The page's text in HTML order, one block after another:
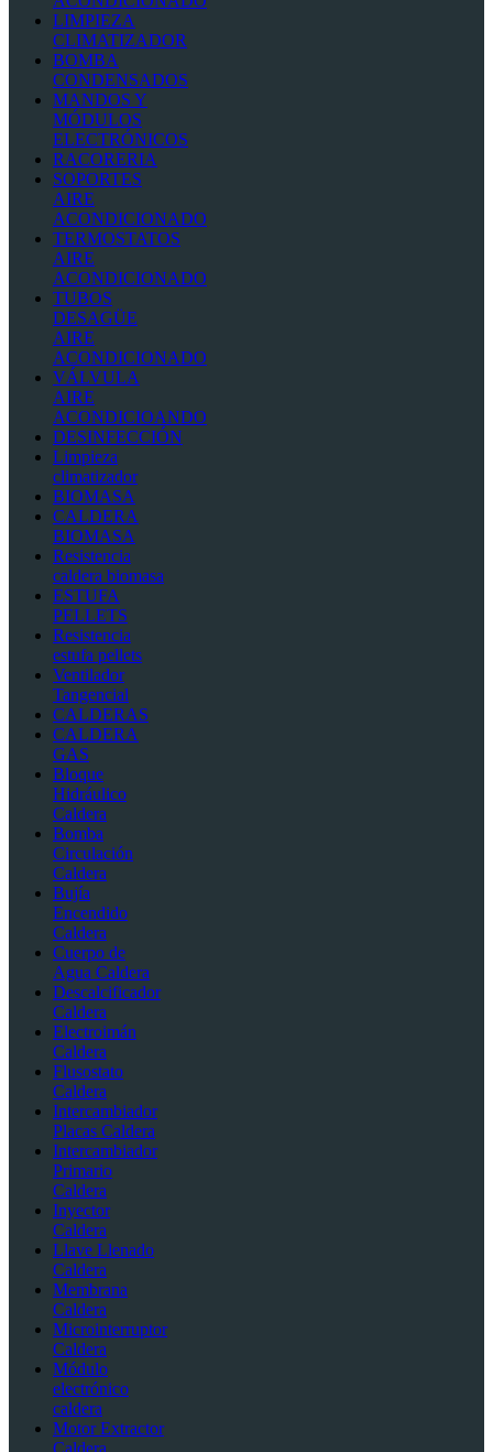
LIMPIEZA
CLIMATIZADOR
BOMBA
CONDENSADOS
MANDOS Y
MÓDULOS
ELECTRÓNICOS
RACORERIA
SOPORTES
AIRE
ACONDICIONADO
TERMOSTATOS
AIRE
ACONDICIONADO
TUBOS
DESAGÜE
AIRE
ACONDICIONADO
VÁLVULA
AIRE
ACONDICIOANDO
DESINFECCIÓN
Limpieza
climatizador
BIOMASA
CALDERA
BIOMASA
Resistencia
caldera biomasa
ESTUFA
PELLETS
Resistencia
estufa pellets
Ventilador
Tangencial
CALDERAS
CALDERA
GAS
Bloque
Hidráulico
Caldera
Bomba
Circulación
Caldera
Bujía
Encendido
Caldera
Cuerpo de
Agua Caldera
Descalcificador
Caldera
Electroimán
Caldera
Flusostato
Caldera
Intercambiador
Placas Caldera
Intercambiador
Primario
Caldera
Inyector
Caldera
Llave Llenado
Caldera
Membrana
Caldera
Microinterruptor
Caldera
Módulo
electrónico
caldera
Motor Extractor